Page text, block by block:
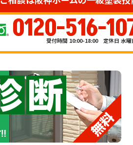
0120-516-
受付時間 10:00-18:00 定休日 水曜